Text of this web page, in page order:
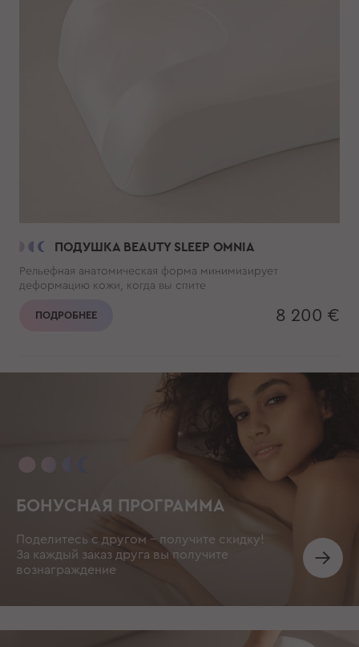
ПОДУШКА BEAUTY SLEEP OMNIA
Рельефная анатомическая форма минимизирует
деформацию кожи, когда вы спите
ПОДРОБНЕЕ 8 200 €
БОНУСНАЯ ПРОГРАММА
Поделитесь с другом – получите скидку!
За каждый заказ друга вы получите
вознаграждение